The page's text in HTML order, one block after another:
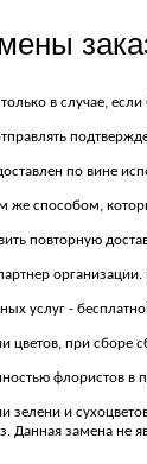
в случае,
по вине
же способом,
повторную
услуг -
цветов, при сборе
флористов в
зелени и
Данная замена не